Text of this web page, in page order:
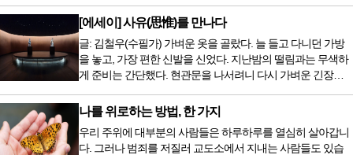
는 없지만 치료...
저녁을 습관적으로 음식을 섭취한다. 게다가 밤늦은 시간까지
음식을 먹거나, 아침에 식욕이 없는데도 ‘아침을 먹어야 하루
가 활기차다’라는 이야기에 사로잡혀 억지로 먹는 경우가 많
다. 식욕이 없다는 느낌은 본능이 보내는 신호다. 즉 먹어도 소
화할 힘이 없다거나 더 이상 먹으면 혈액 안에 잉여물...
[에세이] 사유(思惟)를 만나다
글: 김철우(수필가) 가벼운 옷을 골랐다. 늘 들고 다니던 가방
을 놓고, 가장 편한 신발을 신었다. 지난밤의 떨림과는 무색하
게 준비는 간단했다. 현관문을 나서려니 다시 가벼운 긴장감
막이 열리기 전. 그 특유의 무대 냄새를 맡았을 때의 긴장감 같
은 것이었다. 두 금동 미륵 반가사유상을 만나러 가는 길은 그
렇게 시작됐다. 두 반가사유상을 알게 된 것은 몇 해 전이었다.
나를 위로하는 방법, 한 가지
우리 주위에 대부분의 사람들은 하루하루를 열심히 살아갑니
다. 그러나 범죄를 저질러 교도소에서 지내는 사람들도 있습